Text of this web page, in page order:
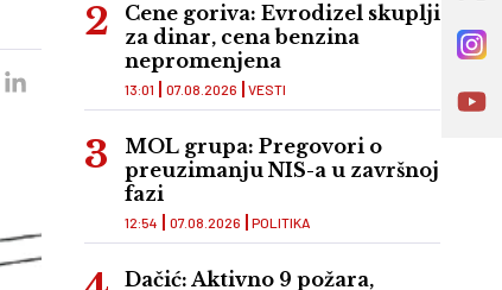
Cene goriva: Evrodizel skuplji
za dinar, cena benzina
nepromenjena
VESTI
13:01 07.08.2026
MOL grupa: Pregovori o
preuzimanju NIS-a u završnoj
fazi
POLITIKA
12:54 07.08.2026
Dačić: Aktivno 9 požara,